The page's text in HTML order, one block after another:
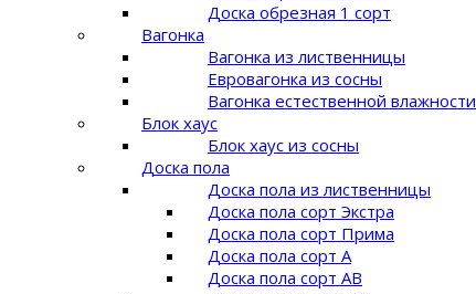
Доска обрезная 1 сорт
Вагонка
Вагонка из лиственницы
Евровагонка из сосны
Вагонка естественной влажности
Блок хаус
Блок хаус из сосны
Доска пола
Доска пола из лиственницы
Доска пола сорт Экстра
Доска пола сорт Прима
Доска пола сорт A
Доска пола сорт AB